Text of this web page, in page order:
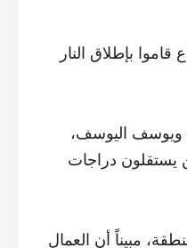
بإطلاق النار
ويوسف اليوسف،
يستقلون دراجات
مبيناً أن العمال